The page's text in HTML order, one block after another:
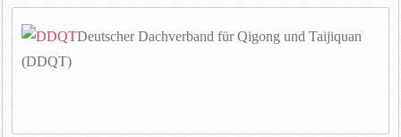
Deutscher Dachverband für Qigong und Taijiquan
(DDQT)